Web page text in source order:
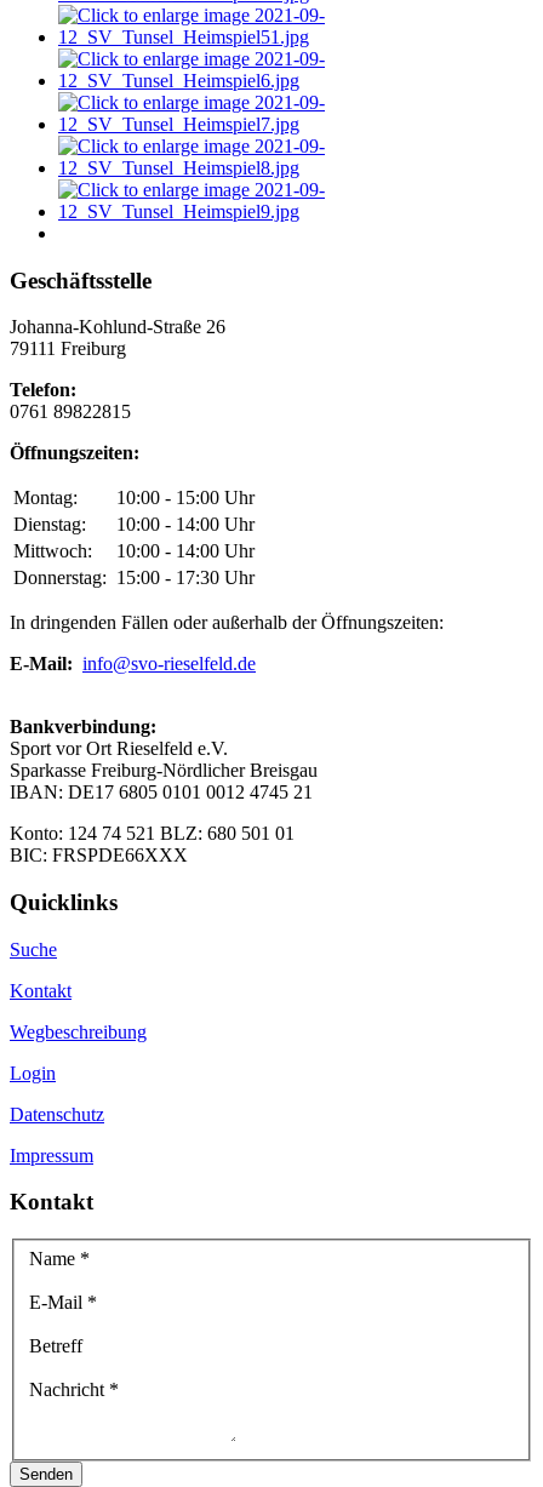
Geschäftsstelle
Johanna-Kohlund-Straße 26
79111 Freiburg
Telefon:
0761 89822815
Öffnungszeiten:
Montag:
10:00 - 15:00 Uhr
Dienstag:
10:00 - 14:00 Uhr
Mittwoch:
10:00 - 14:00 Uhr
Donnerstag: 15:00 - 17:30 Uhr
In dringenden Fällen oder außerhalb der Öffnungszeiten:
E-Mail: info@svo-rieselfeld.de
Bankverbindung:
Sport vor Ort Rieselfeld e.V.
Sparkasse Freiburg-Nördlicher Breisgau
IBAN: DE17 6805 0101 0012 4745 21
Konto: 124 74 521 BLZ: 680 501 01
BIC: FRSPDE66XXX
Quicklinks
Suche
Kontakt
Wegbeschreibung
Login
Datenschutz
Impressum
Kontakt
Name *
E-Mail *
Betreff
Nachricht *
Senden